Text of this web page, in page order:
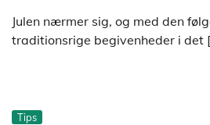
Julen nærmer sig, og med den
traditionsrige begivenheder i det
Tips